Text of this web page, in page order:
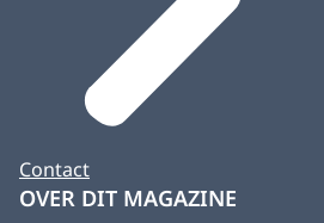
Contact
OVER DIT MAGAZINE